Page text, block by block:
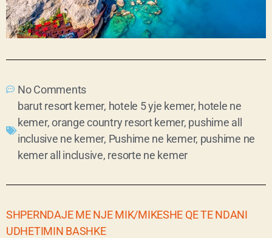
No Comments
barut resort kemer, hotele 5 yje kemer, hotele ne
kemer,orange country resort kemer, pushime all
inclusive ne kemer, Pushime ne kemer, pushime ne
kemer all inclusive, resorte ne kemer
SHPERNDAJE ME NJE MIK/MIKESHE QE TE NDANI
UDHETIMIN BASHKE